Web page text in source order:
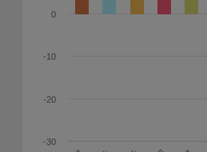
-30
-20
-10
0